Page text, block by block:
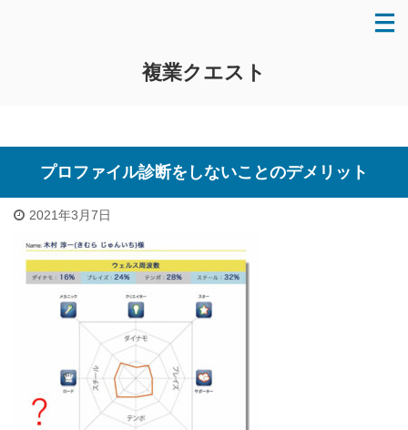
複業クエスト
プロファイル診断をしないことのデメリット
2021年3月7日